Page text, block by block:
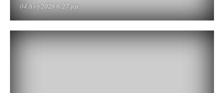
04 Αυγ 2026 6:27 μμ